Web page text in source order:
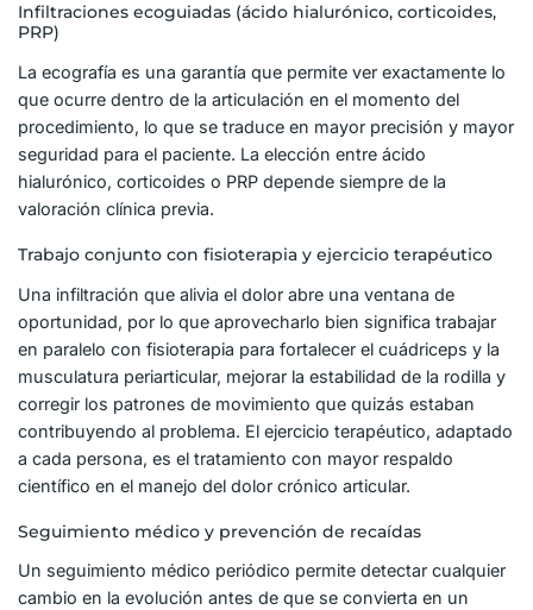
Infiltraciones ecoguiadas (ácido hialurónico, corticoides,
PRP)
La ecografía es una garantía que permite ver exactamente lo
que ocurre dentro de la articulación en el momento del
procedimiento, lo que se traduce en mayor precisión y mayor
seguridad para el paciente. La elección entre ácido
hialurónico, corticoides o PRP depende siempre de la
valoración clínica previa.
Trabajo conjunto con fisioterapia y ejercicio terapéutico
Una infiltración que alivia el dolor abre una ventana de
oportunidad, por lo que aprovecharlo bien significa trabajar
en paralelo con fisioterapia para fortalecer el cuádriceps y la
musculatura periarticular, mejorar la estabilidad de la rodilla y
corregir los patrones de movimiento que quizás estaban
contribuyendo al problema. El ejercicio terapéutico, adaptado
a cada persona, es el tratamiento con mayor respaldo
científico en el manejo del dolor crónico articular.
Seguimiento médico y prevención de recaídas
Un seguimiento médico periódico permite detectar cualquier
cambio en la evolución antes de que se convierta en un